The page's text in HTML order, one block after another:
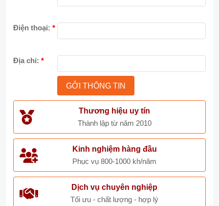
Điện thoại: *
Địa chỉ: *
Thương hiệu uy tín
Thành lập từ năm 2010
Kinh nghiệm hàng đầu
Phục vụ 800-1000 kh/năm
Dịch vụ chuyên nghiệp
Tối ưu - chất lượng - hợp lý